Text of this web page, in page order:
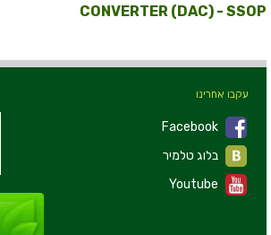
CONVERTER (DAC) - SSOP
עקבו אחרינו
Facebook
Youtube